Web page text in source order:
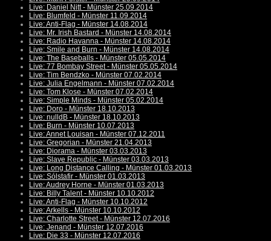
Live: Daniel Nitt - Münster 25.09.2014
Live: Blumfeld - Münster 11.09.2014
Live: Anti-Flag - Münster 14.08.2014
Live: Mr. Irish Bastard - Münster 14.08.2014
Live: Radio Havanna - Münster 14.08.2014
Live: Smile and Burn - Münster 14.08.2014
Live: The Baseballs - Münster 05.05.2014
Live: 77 Bombay Street - Münster 05.05.2014
Live: Tim Bendzko - Münster 07.02.2014
Live: Julia Engelmann - Münster 07.02.2014
Live: Tom Klose - Münster 07.02.2014
Live: Simple Minds - Münster 05.02.2014
Live: Doro - Münster 18.10.2013
Live: nulldB - Münster 18.10.2013
Live: Burn - Münster 10.07.2013
Live: Annet Louisan - Münster 07.12.2011
Live: Gregorian - Münster 21.04.2013
Live: Diorama - Münster 03.03.2013
Live: Slave Republic - Münster 03.03.2013
Live: Long Distance Calling - Münster 01.03.2013
Live: Sólstafir - Münster 01.03.2013
Live: Audrey Horne - Münster 01.03.2013
Live: Billy Talent - Münster 10.10.2012
Live: Anti-Flag - Münster 10.10.2012
Live: Arkells - Münster 10.10.2012
Live: Charlotte Street - Münster 12.07.2016
Live: Jenand - Münster 12.07.2016
Live: Die 33 - Münster 12.07.2016